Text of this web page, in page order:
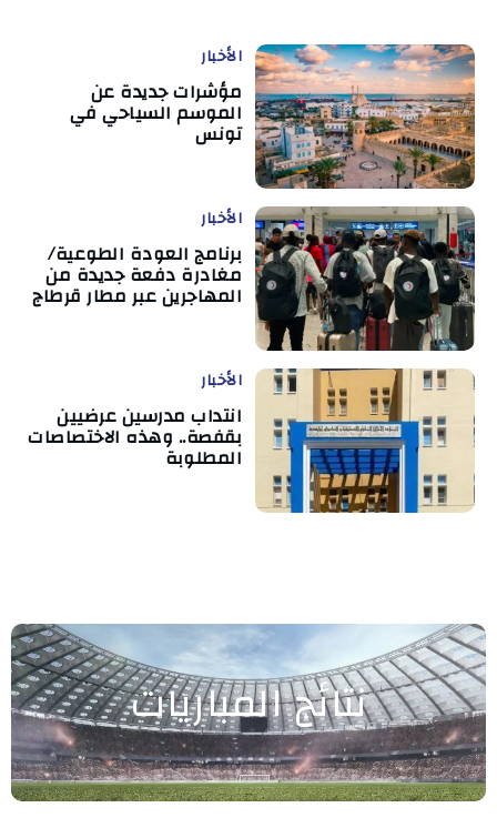
الأخبار
مؤشرات جديدة عن
الموسم السياحي في
تونس
الأخبار
برنامج العودة الطوعية/
مغادرة دفعة جديدة من
المهاجرين عبر مطار قرطاج
الأخبار
انتداب مدرسين عرضيين
بقفصة.. وهذه الاختصاصات
المطلوبة
نتائج المباريات